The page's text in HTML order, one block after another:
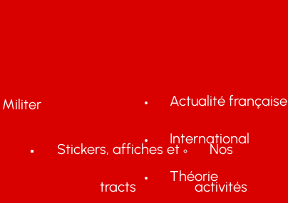
Militer
Stickers, affiches et
tracts
Nos
activités
Actualité française
International
Théorie